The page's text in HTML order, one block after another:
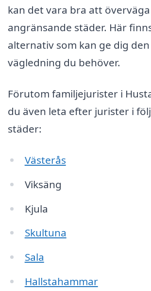
kan det vara bra att
angränsande städer. Här
alternativ som kan ge dig
vägledning du behöver.
Förutom familjejurister i
du även leta efter jurister i
städer:
Västerås
Viksäng
Kjula
Skultuna
Sala
Hallstahammar